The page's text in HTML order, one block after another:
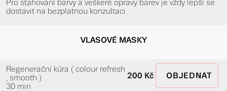
Pro stahování barvy a veškeré opravy barev je vždy lepší se
dostavit na bezplatnou konzultaci
VLASOVÉ MASKY
Regenerační kúra ( colour refresh
, smooth )
30 min
200 Kč OBJEDNAT